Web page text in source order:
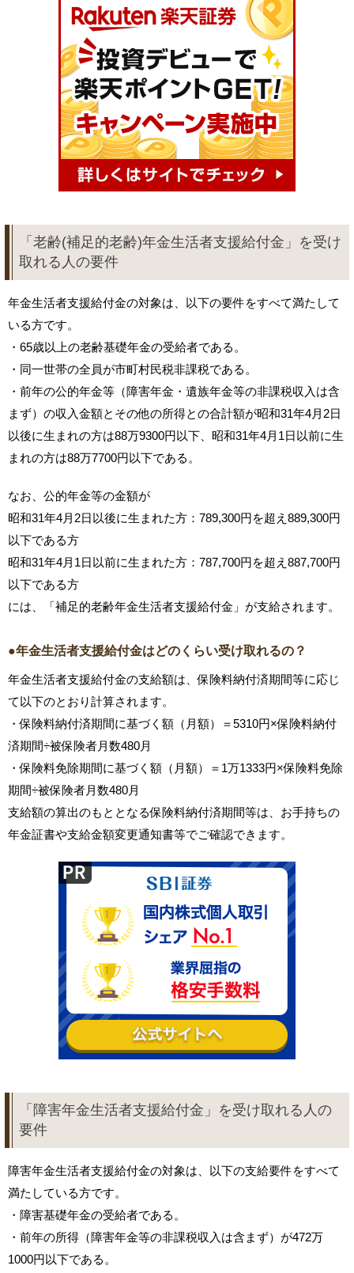
「老齢(補足的老齢)年金生活者支援給付金」を受け
取れる人の要件
年金生活者支援給付金の対象は、以下の要件をすべて満たして
いる方です。
・65歳以上の老齢基礎年金の受給者である。
・同一世帯の全員が市町村民税非課税である。
・前年の公的年金等（障害年金・遺族年金等の非課税収入は含
まず）の収入金額とその他の所得との合計額が昭和31年4月2日
以後に生まれの方は88万9300円以下、昭和31年4月1日以前に生
まれの方は88万7700円以下である。
なお、公的年金等の金額が
昭和31年4月2日以後に生まれた方：789,300円を超え889,300円
以下である方
昭和31年4月1日以前に生まれた方：787,700円を超え887,700円
以下である方
には、「補足的老齢年金生活者支援給付金」が支給されます。
●年金生活者支援給付金はどのくらい受け取れるの？
年金生活者支援給付金の支給額は、保険料納付済期間等に応じ
て以下のとおり計算されます。
・保険料納付済期間に基づく額（月額）＝5310円×保険料納付
済期間÷被保険者月数480月
・保険料免除期間に基づく額（月額）＝1万1333円×保険料免除
期間÷被保険者月数480月
支給額の算出のもととなる保険料納付済期間等は、お手持ちの
年金証書や支給金額変更通知書等でご確認できます。
「障害年金生活者支援給付金」を受け取れる人の
要件
障害年金生活者支援給付金の対象は、以下の支給要件をすべて
満たしている方です。
・障害基礎年金の受給者である。
・前年の所得（障害年金等の非課税収入は含まず）が472万
1000円以下である。